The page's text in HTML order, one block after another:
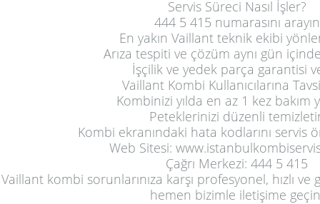
Servis Süreci Nasıl İşler?
444 5 415 numarasını arayın
En yakın Vaillant teknik ekibi
Arıza tespiti ve çözüm aynı gün
İşçilik ve yedek parça garantisi
Vaillant Kombi Kullanıcılarına
Kombinizi yılda en az 1 kez bakım
Peteklerinizi düzenli
Kombi ekranındaki hata kodlarını servis
Web Sitesi:
Çağrı Merkezi: 444 5 415
Vaillant kombi sorunlarınıza karşı profesyonel, hızlı ve
hemen bizimle iletişime